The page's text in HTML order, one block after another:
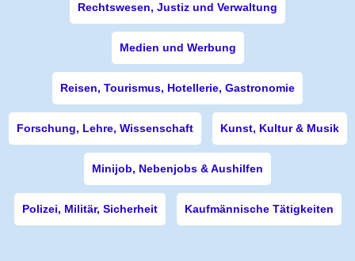
Rechtswesen, Justiz und Verwaltung
Medien und Werbung
Reisen, Tourismus, Hotellerie, Gastronomie
Forschung, Lehre, Wissenschaft Kunst, Kultur & Musik
Minijob, Nebenjobs & Aushilfen
Polizei, Militär, Sicherheit Kaufmännische Tätigkeiten